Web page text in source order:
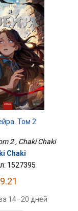
Том 2
2 , Chaki Chaki
Chaki
1527395
14–20 дней